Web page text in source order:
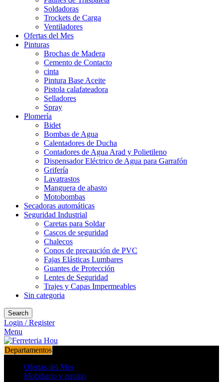
Soldadoras
Trockets de Carga
Ventiladores
Ofertas del Mes
Pinturas
Brochas de Madera
Cemento de Contacto
cinta
Pintura Base Aceite
Pistola calafateadora
Selladores
Spray
Plomería
Bidet
Bombas de Agua
Calentadores de Ducha
Contadores de Agua Arad y Polietileno
Dispensador Eléctrico de Agua para Garrafón
Grifería
Lavatrastos
Manguera de abasto
Motobombas
Secadoras automáticas
Seguridad Industrial
Caretas para Soldar
Cascos de seguridad
Chalecos
Conos de precaución de PVC
Fajas Elásticas Lumbares
Guantes de Protección
Lentes de Seguridad
Trajes y Capas Impermeables
Sin categoria
Search
Login / Register
Menu
Departamentos
Ofertas del Mes
Mobiliario y equipo